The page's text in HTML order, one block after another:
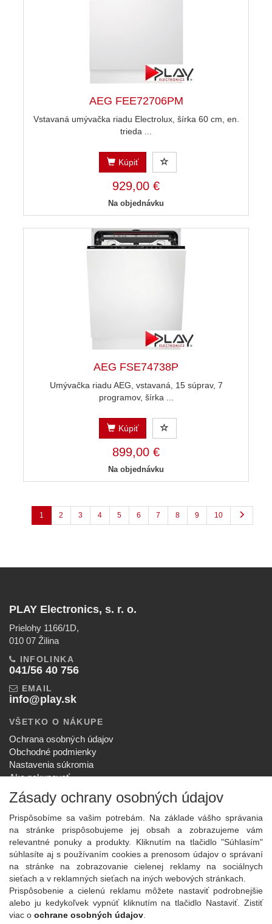
AEG FEE72706PM
Vstavaná umývačka riadu Electrolux, šírka 60 cm, en.
trieda ...
Kúpiť
929,00 €
Na objednávku
AEG FSE74738P
Umývačka riadu AEG, vstavaná, 15 súprav, 7
programov, šírka ...
Kúpiť
899,00 €
Na objednávku
1 2 3 4 5 6 7 8 9 10
PLAY Electronics, s. r. o.
Prielohy 1166/1D,
010 07 Žilina
INFOLINKA
041/56 40 756
EMAIL
info@play.sk
VŠETKO O NÁKUPE
Ochrana osobných údajov
Obchodné podmienky
Nastavenia súkromia
Ako nakupovať
Reklamačný poriadok
SPOLOČNOSŤ
O nás
Kontakt
Služby
Aktuality
NOVINKY NA EMAIL
Prihlásiť
Viac informácií o tejto službe
Zásady ochrany osobných údajov
Prispôsobíme sa vašim potrebám. Na základe vášho správania
na stránke prispôsobujeme jej obsah a zobrazujeme vám
relevantné ponuky a produkty. Kliknutím na tlačidlo "Súhlasím"
súhlasíte aj s používaním cookies a prenosom údajov o správaní
na stránke na zobrazovanie cielenej reklamy na sociálnych
sieťach a v reklamných sieťach na iných webových stránkach.
Prispôsobenie a cielenú reklamu môžete nastaviť podrobnejšie
alebo ju kedykoľvek vypnúť kliknutím na tlačidlo Nastaviť. Zistiť
viac o ochrane osobných údajov